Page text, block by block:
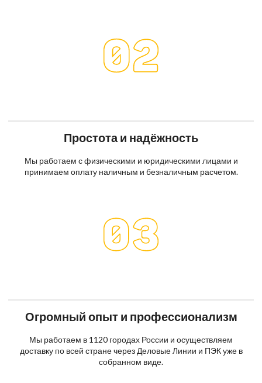
Простота и надёжность
Мы работаем с физическими и юридическими лицами и
принимаем оплату наличным и безналичным расчетом.
Огромный опыт и профессионализм
Мы работаем в 1120 городах России и осуществляем
доставку по всей стране через Деловые Линии и ПЭК уже в
собранном виде.